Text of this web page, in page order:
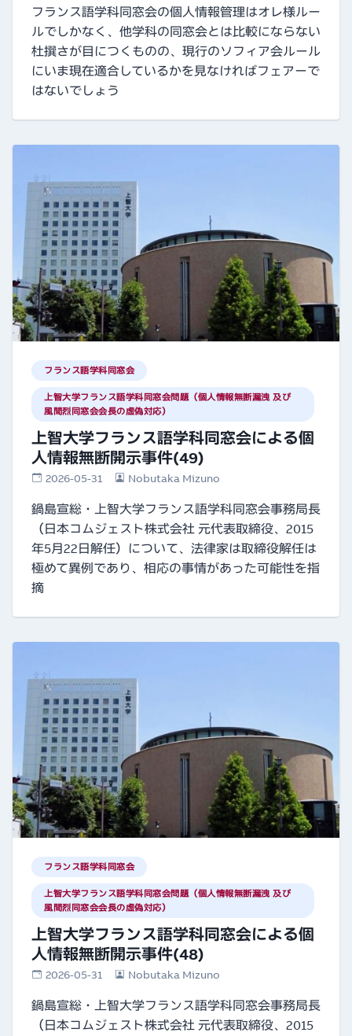
フランス語学科同窓会の個人情報管理はオレ様ルー
ルでしかなく、他学科の同窓会とは比較にならない
杜撰さが目につくものの、現行のソフィア会ルール
にいま現在適合しているかを見なければフェアーで
はないでしょう
フランス語学科同窓会
上智大学フランス語学科同窓会問題（個人情報無断漏洩 及び
風間烈同窓会会長の虚偽対応）
上智大学フランス語学科同窓会による個
人情報無断開示事件(49)
2026-05-31 Nobutaka Mizuno
鍋島宣総・上智大学フランス語学科同窓会事務局長
（日本コムジェスト株式会社 元代表取締役、2015
年5月22日解任）について、法律家は取締役解任は
極めて異例であり、相応の事情があった可能性を指
摘
フランス語学科同窓会
上智大学フランス語学科同窓会問題（個人情報無断漏洩 及び
風間烈同窓会会長の虚偽対応）
上智大学フランス語学科同窓会による個
人情報無断開示事件(48)
2026-05-31 Nobutaka Mizuno
鍋島宣総・上智大学フランス語学科同窓会事務局長
（日本コムジェスト株式会社 元代表取締役、2015